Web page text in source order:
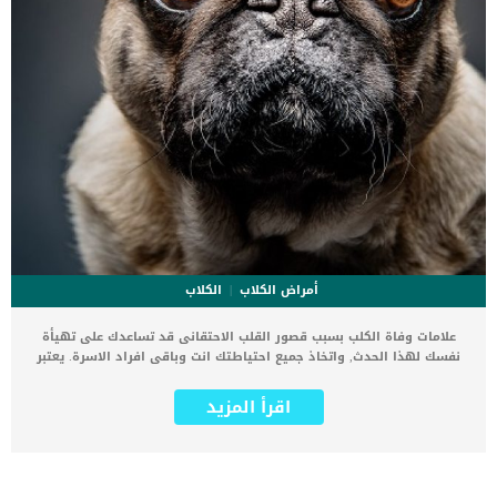
أمراض الكلاب
الكلاب
علامات وفاة الكلب بسبب قصور القلب الاحتقانى قد تساعدك على تهيأة
نفسك لهذا الحدث, واتخاذ جميع احتياطتك انت وباقى افراد الاسرة. يعتبر
يتعرض لها جميع الكائنات الحية بما فى ذلك الكلاب والقطط. كما ان القلب
يعتبر عضوا رئيسيا فى جسم الكلاب, واى قصور به يعتبر قصور فى باقى
اقرأ المزيد